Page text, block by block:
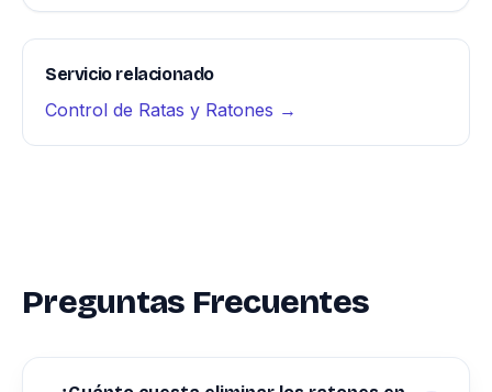
Servicio relacionado
Control de Ratas y Ratones →
Preguntas Frecuentes